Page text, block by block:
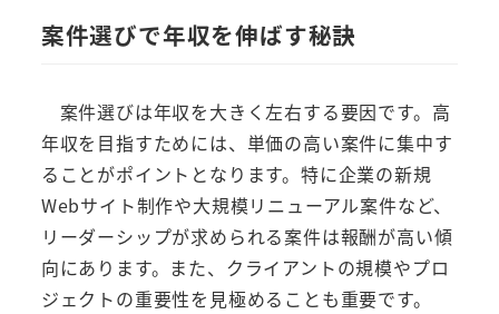
案件選びで年収を伸ばす秘訣
案件選びは年収を大きく左右する要因です。高
年収を目指すためには、単価の高い案件に集中す
ることがポイントとなります。特に企業の新規
Webサイト制作や大規模リニューアル案件など、
リーダーシップが求められる案件は報酬が高い傾
向にあります。また、クライアントの規模やプロ
ジェクトの重要性を見極めることも重要です。